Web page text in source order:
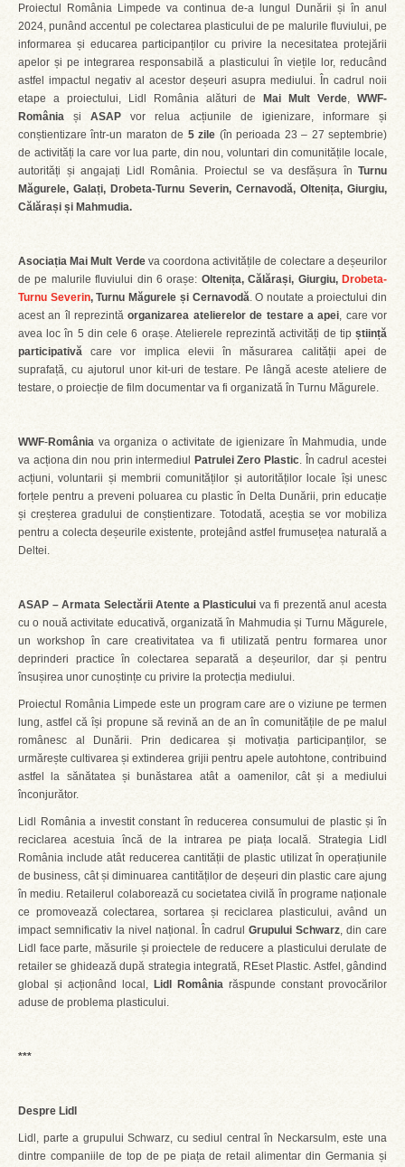
Proiectul România Limpede va continua de-a lungul Dunării și în anul
2024, punând accentul pe colectarea plasticului de pe malurile fluviului, pe
informarea și educarea participanților cu privire la necesitatea protejării
apelor și pe integrarea responsabilă a plasticului în viețile lor, reducând
astfel impactul negativ al acestor deșeuri asupra mediului. În cadrul noii
etape a proiectului, Lidl România alături de
Mai Mult Verde,WWF-
România șiASAP vor relua acțiunile de igienizare, informare și
conștientizare într-un maraton de 5 zile (în perioada 23 – 27 septembrie)
de activități la care vor lua parte, din nou, voluntari din comunitățile locale,
autorități și angajați Lidl România. Proiectul se va desfășura în Turnu
Măgurele, Galați, Drobeta-Turnu Severin, Cernavodă, Oltenița, Giurgiu,
Călărași și Mahmudia.
Asociația Mai Mult Verdeva coordona activitățile de colectare a deșeurilor
de pe malurile fluviului din 6 orașe: Oltenița, Călărași, Giurgiu, Drobeta-
Turnu Severin, Turnu Măgurele și Cernavodă. O noutate a proiectului din
acest an îl reprezintăorganizarea atelierelor de testare a apei, care vor
avea loc în 5 din cele 6 orașe. Atelierele reprezintă activități de tip știință
participativă care vor implica elevii în măsurarea calității apei de
suprafață, cu ajutorul unor kit-uri de testare. Pe lângă aceste ateliere de
testare, o proiecție de film documentar va fi organizată în Turnu Măgurele.
WWF-România va organiza o activitate de igienizare în Mahmudia, unde
va acționa din nou prin intermediul
Patrulei Zero Plastic. În cadrul acestei
acțiuni, voluntarii și membrii comunităților și autorităților locale își unesc
forțele pentru a preveni poluarea cu plastic în Delta Dunării, prin educație
și creșterea gradului de conștientizare. Totodată, aceștia se vor mobiliza
pentru a colecta deșeurile existente, protejând astfel frumusețea naturală a
Deltei.
ASAP – Armata Selectării Atente a Plasticului va fi prezentă anul acesta
cu o nouă activitate educativă, organizată în Mahmudia și Turnu Măgurele,
un workshop în care creativitatea va fi utilizată pentru formarea unor
deprinderi practice în colectarea separată a deșeurilor, dar și pentru
însușirea unor cunoștințe cu privire la protecția mediului.
Proiectul România Limpede este un program care are o viziune pe termen
lung, astfel că își propune să revină an de an în comunitățile de pe malul
românesc al Dunării. Prin dedicarea și motivația participanților, se
urmărește cultivarea și extinderea grijii pentru apele autohtone, contribuind
astfel la sănătatea și bunăstarea atât a oamenilor, cât și a mediului
înconjurător.
Lidl România a investit constant în reducerea consumului de plastic și în
reciclarea acestuia încă de la intrarea pe piața locală. Strategia Lidl
România include atât reducerea cantității de plastic utilizat în operațiunile
de business, cât și diminuarea cantităților de deșeuri din plastic care ajung
în mediu. Retailerul colaborează cu societatea civilă în programe naționale
ce promovează colectarea, sortarea și reciclarea plasticului, având un
impact semnificativ la nivel național. În cadrul Grupului Schwarz, din care
Lidl face parte, măsurile și proiectele de reducere a plasticului derulate de
retailer se ghidează după strategia integrată, REset Plastic. Astfel, gândind
global și acționând local, Lidl România răspunde constant provocărilor
aduse de problema plasticului.
***
Despre Lidl
Lidl, parte a grupului Schwarz, cu sediul central în Neckarsulm, este una
dintre companiile de top de pe piața de retail alimentar din Germania și